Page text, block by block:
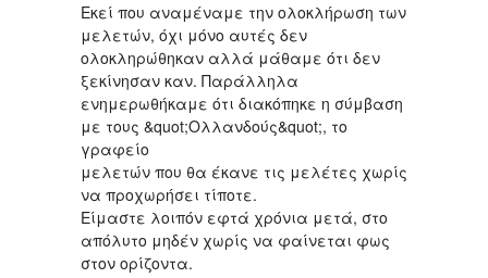
Εκεί που αναμέναμε την ολοκλήρωση των
μελετών, όχι μόνο αυτές δεν
ολοκληρώθηκαν αλλά μάθαμε ότι δεν
ξεκίνησαν καν. Παράλληλα
ενημερωθήκαμε ότι διακόπηκε η σύμβαση
με τους &quot;Ολλανδούς&quot;, το
γραφείο
μελετών που θα έκανε τις μελέτες χωρίς
να προχωρήσει τίποτε.
Είμαστε λοιπόν εφτά χρόνια μετά, στο
απόλυτο μηδέν χωρίς να φαίνεται φως
στον ορίζοντα.